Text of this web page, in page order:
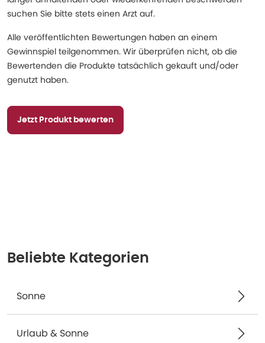
suchen Sie bitte stets einen Arzt auf.
Alle veröffentlichten Bewertungen haben an einem
Gewinnspiel teilgenommen. Wir überprüfen nicht, ob die
Bewertenden die Produkte tatsächlich gekauft und/oder
genutzt haben.
Jetzt Produkt bewerten
Beliebte Kategorien
Sonne
Urlaub & Sonne